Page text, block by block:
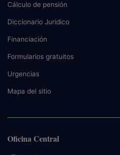
Cálculo de pensión
Diccionario Juridico
Financiación
Formularios gratuitos
Urgencias
Mapa del sitio
Oficina Central